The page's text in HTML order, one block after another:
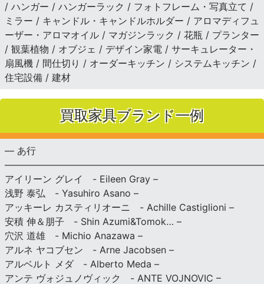
/ ハンガー / ハンガーラック / フォトフレーム・写真立て /
ミラー / キャンドル・キャンドルホルダー / アロマディフュ
ーザー・アロマオイル / マガジンラック / 花瓶 / プランター
/ 観葉植物 / オブジェ / デザイン家電 / サーキュレーター・
扇風機 / 間仕切り / オーダーキッチン / システムキッチン /
住宅設備 / 建材
買取家具ブランド一例
— あ行
アイリーン グレイ - Eileen Gray –
浅野 泰弘 - Yasuhiro Asano –
アッキーレ カスティリオーニ - Achille Castiglioni –
安積 伸＆朋子 - Shin Azumi&Tomok… –
穴沢 道雄 - Michio Anazawa –
アルネ ヤコブセン - Arne Jacobsen –
アルベルト メダ - Alberto Meda –
アンテ ヴォジュノヴィック - ANTE VOJNOVIC –